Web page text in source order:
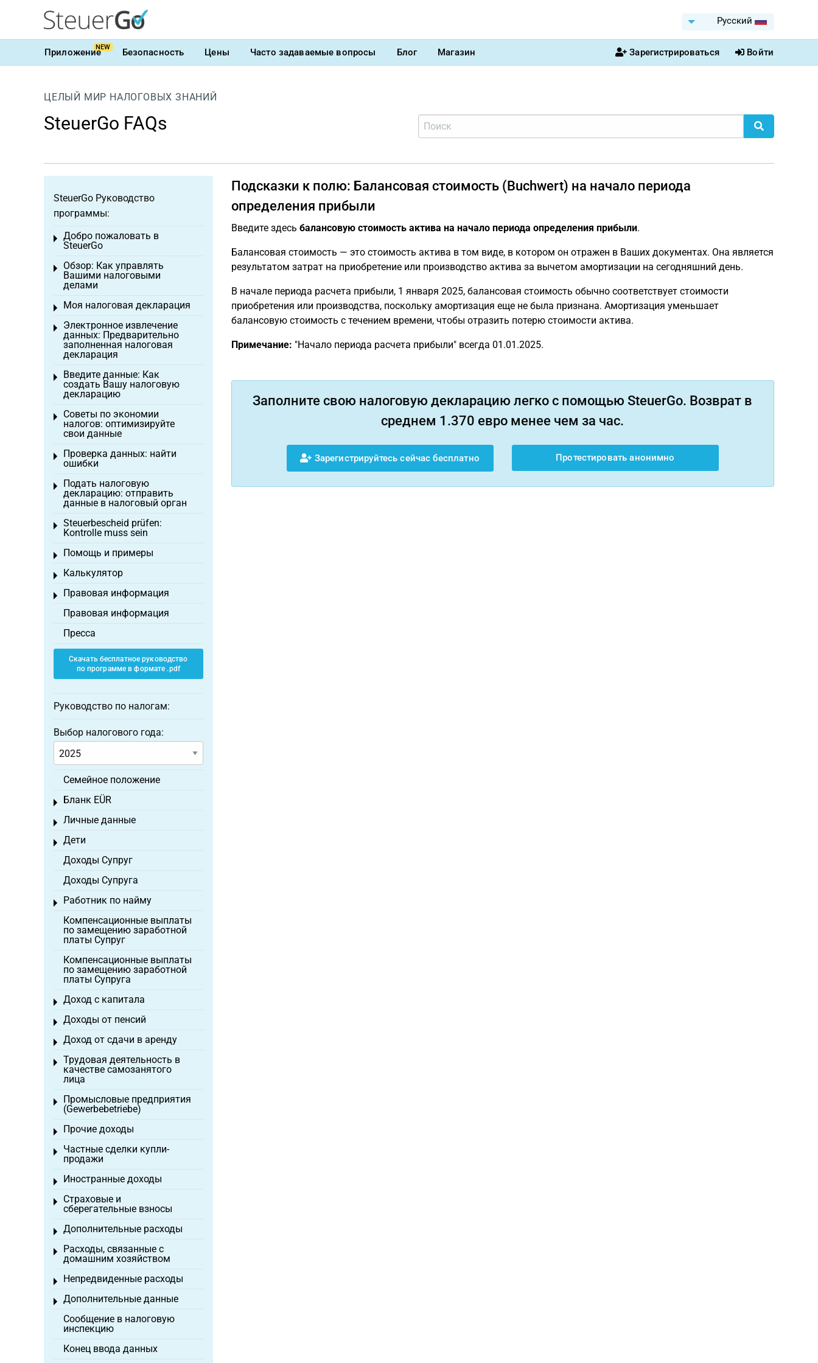
Pусский
ПриложениеNEW Безопасность Цены Часто задаваемые вопросы Блог Магазин Зарегистрироваться Войти
ЦЕЛЫЙ МИР НАЛОГОВЫХ ЗНАНИЙ
SteuerGo FAQs
Подсказки к полю: Балансовая стоимость (Buchwert) на начало периода
определения прибыли
Введите здесь балансовую стоимость актива на начало периода определения прибыли.
Балансовая стоимость — это стоимость актива в том виде, в котором он отражен в Ваших документах. Она является
результатом затрат на приобретение или производство актива за вычетом амортизации на сегодняшний день.
В начале периода расчета прибыли, 1 января 2025, балансовая стоимость обычно соответствует стоимости
приобретения или производства, поскольку амортизация еще не была признана. Амортизация уменьшает
балансовую стоимость с течением времени, чтобы отразить потерю стоимости актива.
Примечание: "Начало периода расчета прибыли" всегда 01.01.2025.
Заполните свою налоговую декларацию легко с помощью SteuerGo. Возврат в
среднем 1.370 евро менее чем за час.
Зарегистрируйтесь сейчас бесплатно Протестировать анонимно
SteuerGo Руководство
программы:
Добро пожаловать в
SteuerGo
Toggle menu
Обзор: Как управлять
Вашими налоговыми
делами
Toggle menu
Моя налоговая декларация
Toggle menu
Электронное извлечение
данных: Предварительно
заполненная налоговая
декларация
Toggle menu
Введите данные: Как
создать Вашу налоговую
декларацию
Toggle menu
Советы по экономии
налогов: оптимизируйте
свои данные
Toggle menu
Проверка данных: найти
ошибки
Toggle menu
Подать налоговую
декларацию: отправить
данные в налоговый орган
Toggle menu
Steuerbescheid prüfen:
Kontrolle muss sein
Toggle menu
Помощь и примеры
Toggle menu
Калькулятор
Toggle menu
Правовая информация
Toggle menu
Правовая информация
Пресса
Скачать бесплатное руководство
по программе в формате .pdf
Руководство по налогам:
Выбор налогового года:
Семейное положение
Бланк EÜR
Toggle menu
Личные данные
Toggle menu
Дети
Toggle menu
Доходы Супруг
Доходы Супруга
Работник по найму
Toggle menu
Компенсационные выплаты
по замещению заработной
платы Супруг
Компенсационные выплаты
по замещению заработной
платы Супруга
Доход с капитала
Toggle menu
Доходы от пенсий
Toggle menu
Доход от сдачи в аренду
Toggle menu
Трудовая деятельность в
качестве самозанятого
лица
Toggle menu
Промысловые предприятия
(Gewerbebetriebe)
Toggle menu
Прочие доходы
Toggle menu
Частные сделки купли-
продажи
Toggle menu
Иностранные доходы
Toggle menu
Страховые и
сберегательные взносы
Toggle menu
Дополнительные расходы
Toggle menu
Расходы, связанные с
домашним хозяйством
Toggle menu
Непредвиденные расходы
Toggle menu
Дополнительные данные
Toggle menu
Сообщение в налоговую
инспекцию
Конец ввода данных